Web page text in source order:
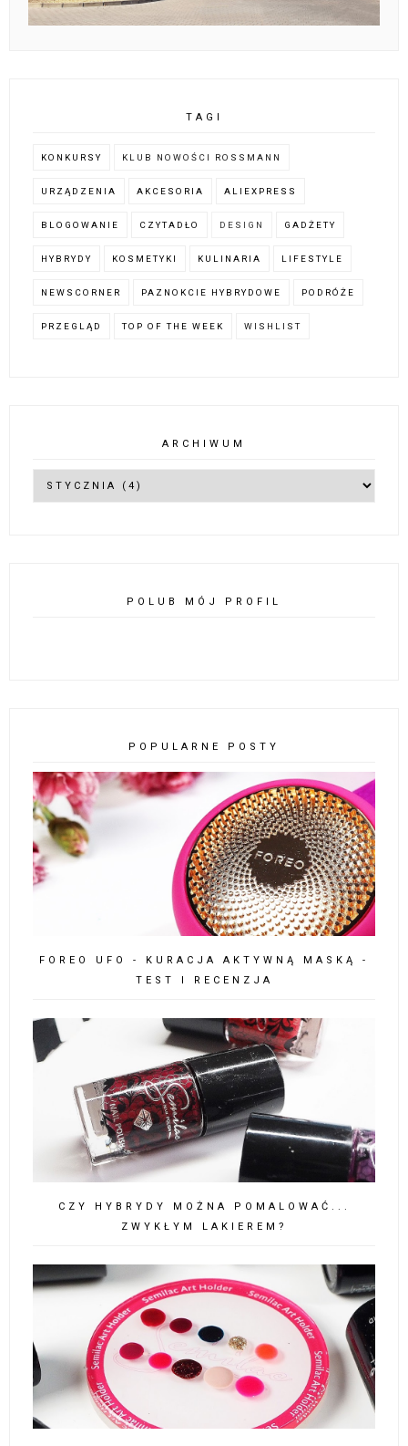
TAGI
KONKURSY KLUB NOWOŚCI ROSSMANN
URZĄDZENIA AKCESORIA ALIEXPRESS
BLOGOWANIE CZYTADŁO DESIGN GADŻETY
HYBRYDY KOSMETYKI KULINARIA LIFESTYLE
NEWSCORNER PAZNOKCIE HYBRYDOWE PODRÓŻE
PRZEGLĄD TOP OF THE WEEK WISHLIST
ARCHIWUM
POLUB MÓJ PROFIL
POPULARNE POSTY
FOREO UFO - KURACJA AKTYWNĄ MASKĄ -
TEST I RECENZJA
CZY HYBRYDY MOŻNA POMALOWAĆ...
ZWYKŁYM LAKIEREM?